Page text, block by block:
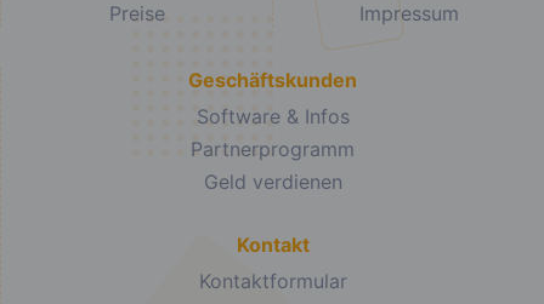
Preise
Impressum
Geschäftskunden
Software & Infos
Partnerprogramm
Geld verdienen
Kontakt
Kontaktformular